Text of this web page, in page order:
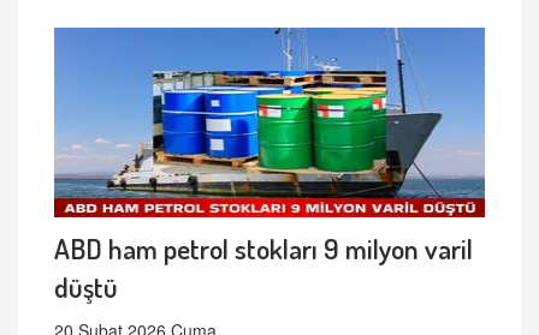
ABD ham petrol stokları 9 milyon varil
düştü
20 Şubat 2026 Cuma